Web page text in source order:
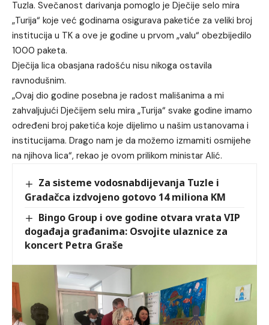
Tuzla. Svečanost darivanja pomoglo je Dječije selo mira
„Turija“ koje već godinama osigurava paketiće za veliki broj
institucija u TK a ove je godine u prvom „valu“ obezbijedilo
1000 paketa.
Dječija lica obasjana radošću nisu nikoga ostavila
ravnodušnim.
„Ovaj dio godine posebna je radost mališanima a mi
zahvaljujući Dječijem selu mira „Turija“ svake godine imamo
određeni broj paketića koje dijelimo u našim ustanovama i
institucijama. Drago nam je da možemo izmamiti osmijehe
na njihova lica“, rekao je ovom prilikom ministar Alić.
Za sisteme vodosnabdijevanja Tuzle i
Gradačca izdvojeno gotovo 14 miliona KM
Bingo Group i ove godine otvara vrata VIP
događaja građanima: Osvojite ulaznice za
koncert Petra Graše